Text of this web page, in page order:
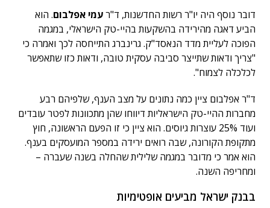
דובר נוסף היה יו"ר רשות החדשנות, ד"רעמי אפלבום. הוא
הביע דאגה מהירידה בהשקעות בהיי-טק הישראלי, במגמה
הפוכה לעליית מדד הנאסד"ק. גרינברג התייחסה לכך ואמרה כי
"צריך ודאות שתייצר סביבה עסקית טובה, ודאות כזו שתאפשר
לכלכלה לצמוח".
ד"ר אפלבום ציין כמה נתונים על מצב הענף, שלפיהם רבע
מחברות ההיי-טק הישראליות דיווחו שהן מתכוונות לפטר עובדים
ועוד 25% עוצרות גיוסים. הוא ציין כי זו הפעם הראשונה, חוץ
מתקופת הקורונה, שבה רואים ירידה במספר המועסקים בענף.
הוא אמר כי מדובר במגמה שלילית שהחלה בשנה שעברה –
ומחריפה השנה.
בבנק ישראל מביעים אופטימיות